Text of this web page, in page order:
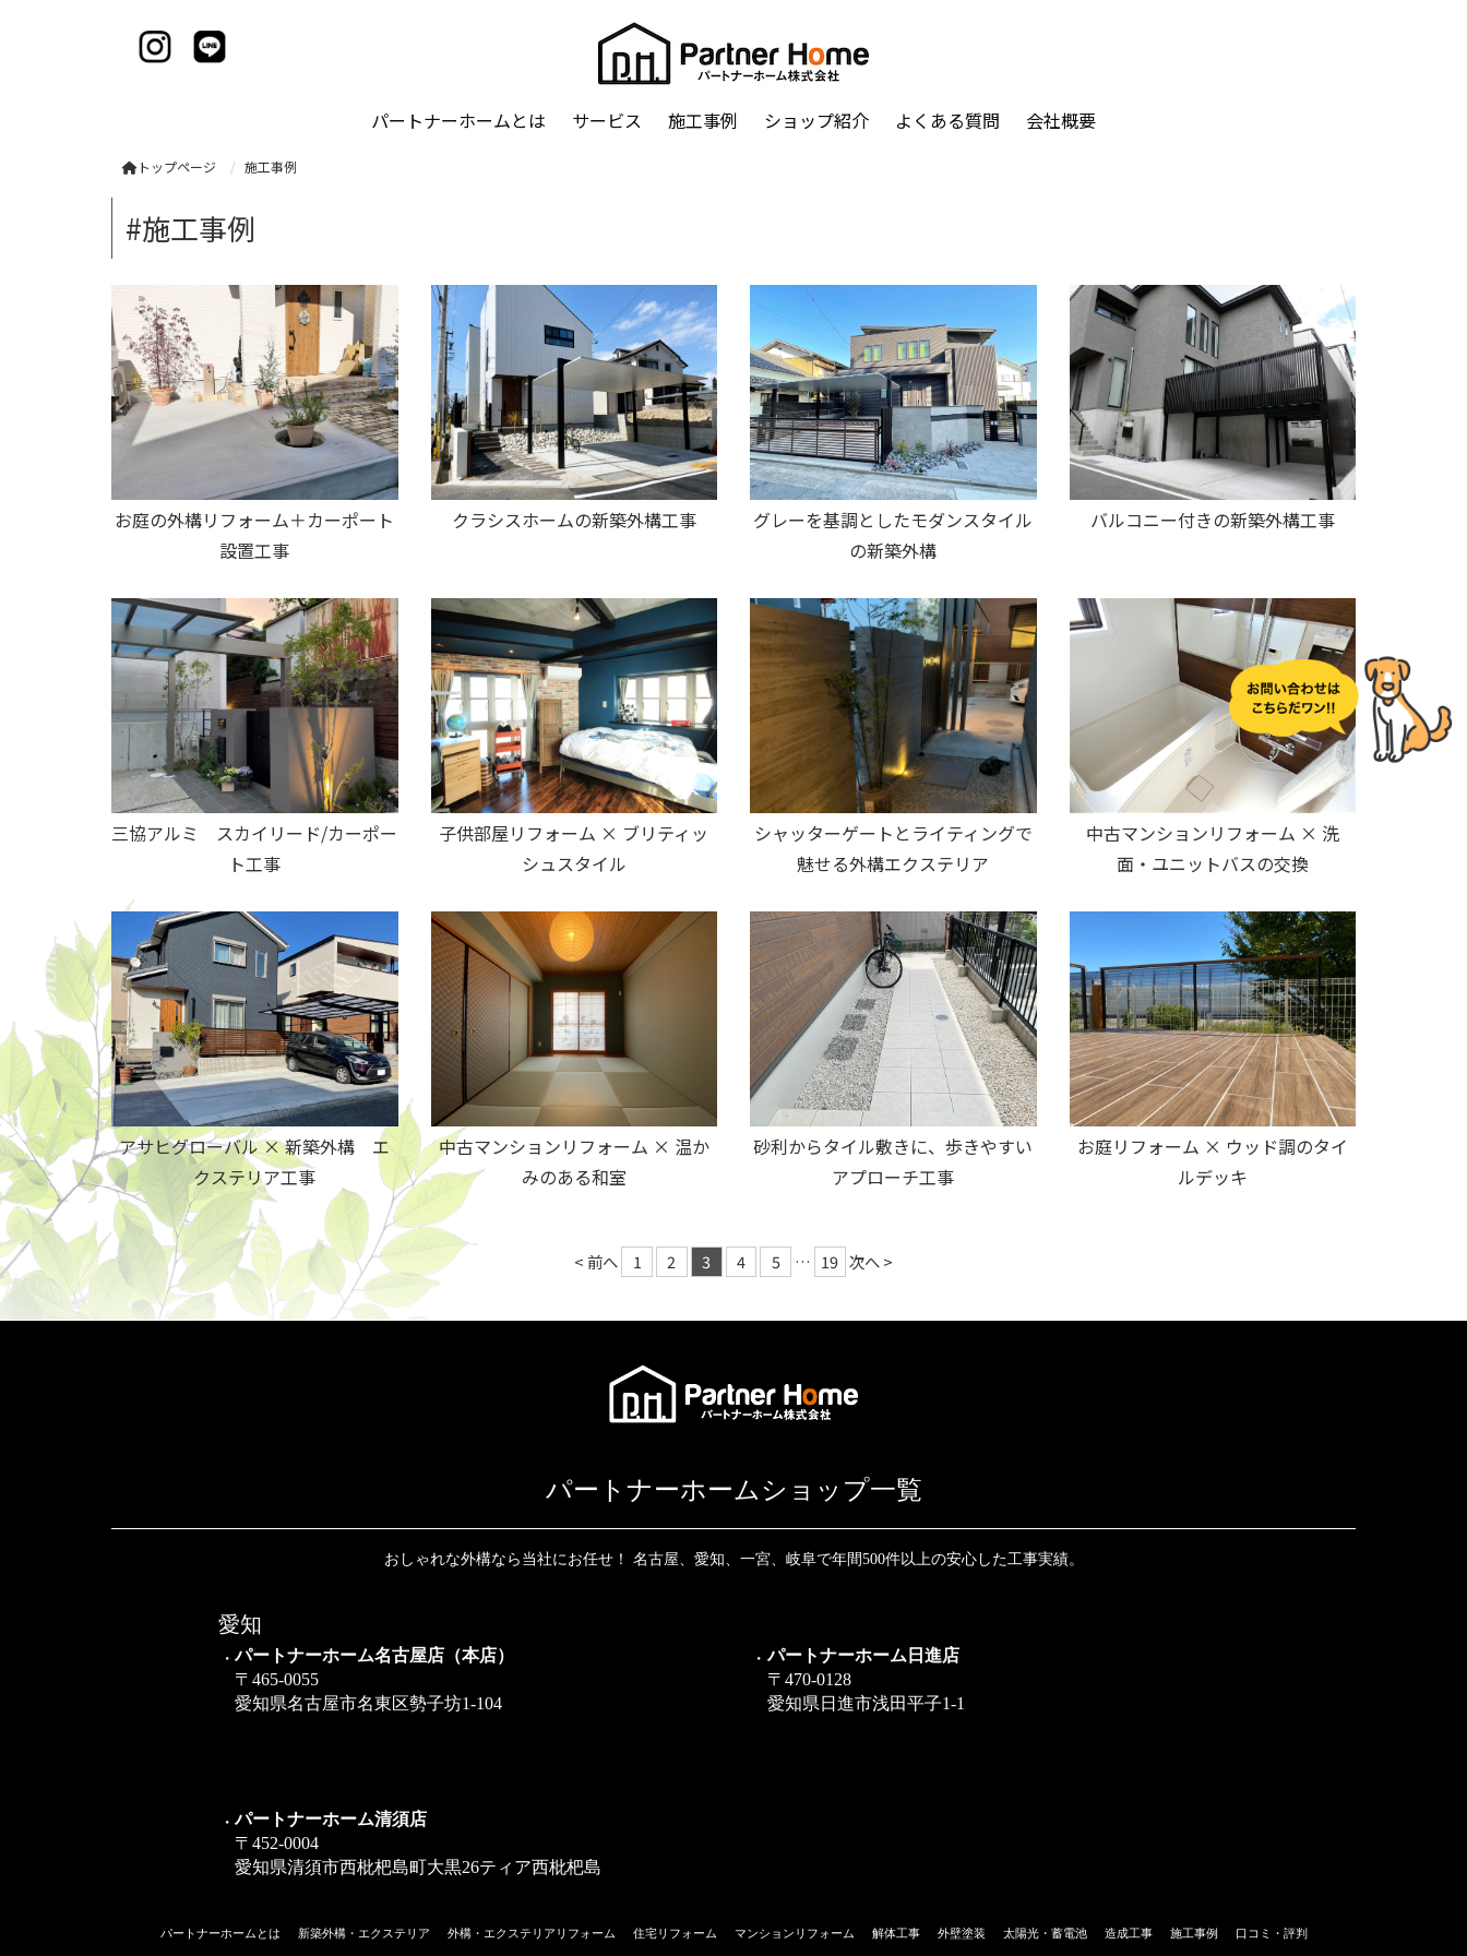
パートナーホームとは サービス 施工事例 ショップ紹介 よくある質問 会社概要
トップページ 施工事例
#施工事例
お庭の外構リフォーム＋カーポート
設置工事
クラシスホームの新築外構工事
グレーを基調としたモダンスタイル
の新築外構
バルコニー付きの新築外構工事
三協アルミ スカイリード/カーポー
ト工事
子供部屋リフォーム × ブリティッ
シュスタイル
シャッターゲートとライティングで
魅せる外構エクステリア
中古マンションリフォーム × 洗
面・ユニットバスの交換
アサヒグローバル × 新築外構 エ
クステリア工事
中古マンションリフォーム × 温か
みのある和室
砂利からタイル敷きに、歩きやすい
アプローチ工事
お庭リフォーム × ウッド調のタイ
ルデッキ
< 前へ 1 2 3 4 5 … 19 次へ >
パートナーホームショップ一覧
おしゃれな外構なら当社にお任せ！ 名古屋、愛知、一宮、岐阜で年間500件以上の安心した工事実績。
愛知
パートナーホーム名古屋店（本店）
〒465-0055
愛知県名古屋市名東区勢子坊1-104
パートナーホーム日進店
〒470-0128
愛知県日進市浅田平子1-1
パートナーホーム清須店
〒452-0004
愛知県清須市西枇杷島町大黒26ティア西枇杷島
パートナーホームとは 新築外構・エクステリア 外構・エクステリアリフォーム 住宅リフォーム マンションリフォーム 解体工事 外壁塗装 太陽光・蓄電池 造成工事 施工事例 口コミ・評判